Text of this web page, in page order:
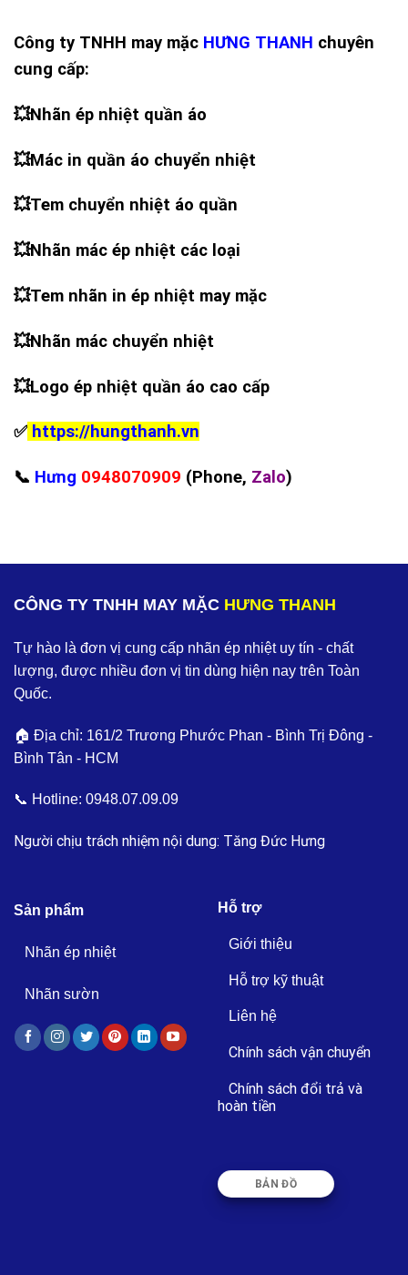
Công ty TNHH may mặc HƯNG THANH chuyên
cung cấp:
💥Nhãn ép nhiệt quần áo
💥Mác in quần áo chuyển nhiệt
💥Tem chuyển nhiệt áo quần
💥Nhãn mác ép nhiệt các loại
💥Tem nhãn in ép nhiệt may mặc
💥Nhãn mác chuyển nhiệt
💥Logo ép nhiệt quần áo cao cấp
✅ https://hungthanh.vn
📞 Hưng 0948070909 (Phone, Zalo)
CÔNG TY TNHH MAY MẶC HƯNG THANH
Tự hào là đơn vị cung cấp nhãn ép nhiệt uy tín - chất
lượng, được nhiều đơn vị tin dùng hiện nay trên Toàn
Quốc.
🏠 Địa chỉ: 161/2 Trương Phước Phan - Bình Trị Đông -
Bình Tân - HCM
📞 Hotline: 0948.07.09.09
Người chịu trách nhiệm nội dung: Tăng Đức Hưng
Sản phẩm
Nhãn ép nhiệt
Nhãn sườn
Hỗ trợ
Giới thiệu
Hỗ trợ kỹ thuật
Liên hệ
Chính sách vận chuyển
Chính sách đổi trả và
hoàn tiền
BẢN ĐỒ